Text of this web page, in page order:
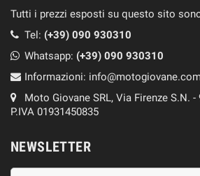
Tutti i prezzi esposti su questo sito
Tel: (+39) 090 930310
Whatsapp: (+39) 090 930310
Informazioni:
Moto Giovane SRL, Via Firenze S.N.
P.IVA 01931450835
NEWSLETTER